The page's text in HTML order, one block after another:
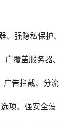
强隐私保护、
覆盖服务器、
广告拦截、分流
项、强安全设